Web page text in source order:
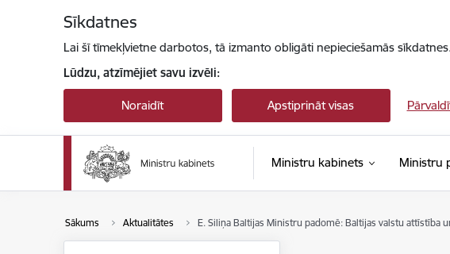
Sīkdatnes
Lai šī tīmekļvietne darbotos, tā izmanto obligāti nepieciešamās
Lūdzu, atzīmējiet savu izvēli:
Noraidīt Apstiprināt visas
Ministru kabinets Ministru
Sākums Aktualitātes E. Siliņa Baltijas Ministru padomē: Baltijas valstu attīstība